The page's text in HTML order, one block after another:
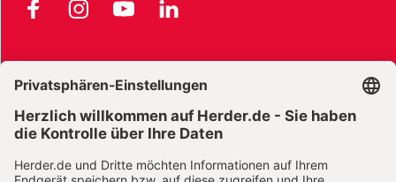
FacebookInstagramYouTubeLinkedIn
Widerrufsbelehrung E-Books
Widerrufsbelehrung Zeitschriften Datenschutz
Datenschutz Social Media Barrierefreiheit